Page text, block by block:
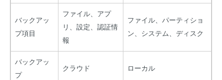
バックアッ
プ項目
ファイル、アプ
リ、設定、認証情
報
ファイル、パーティショ
ン、システム、ディスク
バックアッ
プ
クラウド ローカル